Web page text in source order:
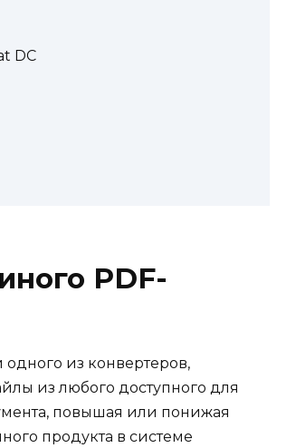
DC
PDF-
из конвертеров,
из любого доступного для
повышая или понижая
продукта в системе